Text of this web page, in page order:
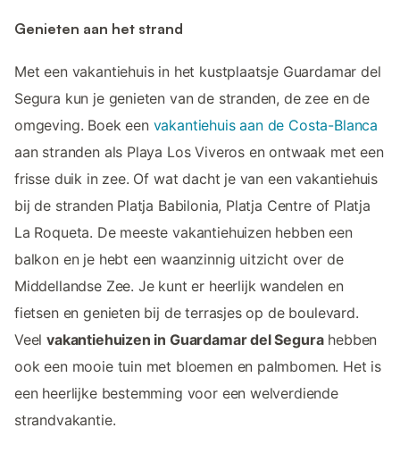
Genieten aan het strand
Met een vakantiehuis in het kustplaatsje Guardamar del
Segura kun je genieten van de stranden, de zee en de
omgeving. Boek een vakantiehuis aan de Costa-Blanca
aan stranden als Playa Los Viveros en ontwaak met een
frisse duik in zee. Of wat dacht je van een vakantiehuis
bij de stranden Platja Babilonia, Platja Centre of Platja
La Roqueta. De meeste vakantiehuizen hebben een
balkon en je hebt een waanzinnig uitzicht over de
Middellandse Zee. Je kunt er heerlijk wandelen en
fietsen en genieten bij de terrasjes op de boulevard.
Veelvakantiehuizen in Guardamar del Segurahebben
ook een mooie tuin met bloemen en palmbomen. Het is
een heerlijke bestemming voor een welverdiende
strandvakantie.